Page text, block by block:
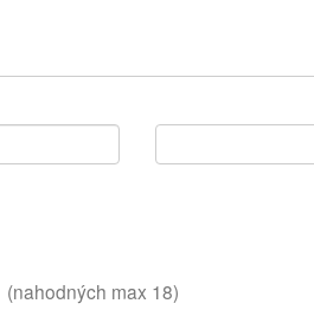
(nahodných max 18)